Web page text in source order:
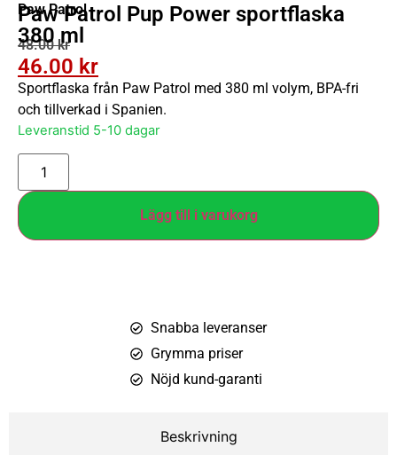
Paw Patrol
Paw Patrol Pup Power sportflaska
380 ml
48.00kr
46.00 kr
Sportflaska från Paw Patrol med 380 ml volym, BPA-fri
och tillverkad i Spanien.
Leveranstid 5-10 dagar
Lägg till i varukorg
Snabba leveranser
Grymma priser
Nöjd kund-garanti
Beskrivning